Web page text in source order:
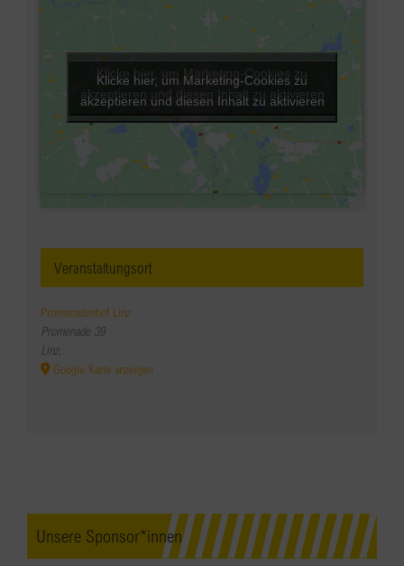
Veranstaltungsort
Promenadenhof Linz
Promenade 39
Linz,
Google Karte anzeigen
Klicke hier, um Marketing-Cookies zu
akzeptieren und diesen Inhalt zu aktivieren
Klicke hier, um Marketing-Cookies zu
akzeptieren und diesen Inhalt zu aktivieren
Unsere Sponsor*innen